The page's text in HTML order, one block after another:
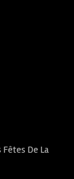
Fêtes De La